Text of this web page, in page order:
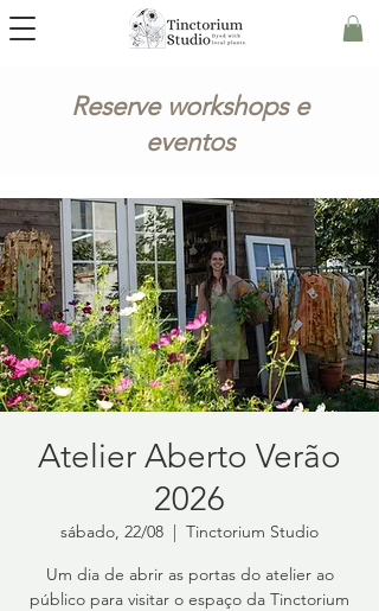
Reserve workshops e
eventos
Atelier Aberto Verão
2026
sábado, 22/08
  |
Tinctorium Studio
Um dia de abrir as portas do atelier ao
público para visitar o espaço da Tinctorium